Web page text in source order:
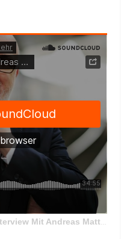
Mit Andreas Matthä, CEO der ÖBB Holding